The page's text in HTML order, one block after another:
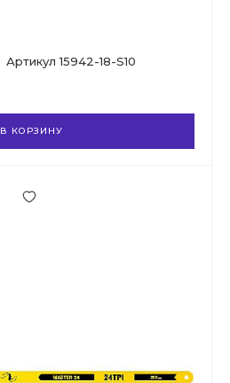
Артикул 15942-18-S10
В КОРЗИНУ